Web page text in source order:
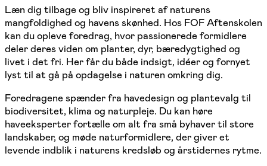
Læn dig tilbage og bliv inspireret af naturens
mangfoldighed og havens skønhed. Hos FOF Aftenskolen
kan du opleve foredrag, hvor passionerede formidlere
deler deres viden om planter, dyr, bæredygtighed og
livet i det fri. Her får du både indsigt, idéer og fornyet
lyst til at gå på opdagelse i naturen omkring dig.
Foredragene spænder fra havedesign og plantevalg til
biodiversitet, klima og naturpleje. Du kan høre
haveeksperter fortælle om alt fra små byhaver til store
landskaber, og møde naturformidlere, der giver et
levende indblik i naturens kredsløb og årstidernes rytme.